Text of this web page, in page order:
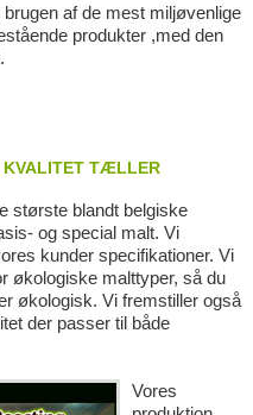
af de mest miljøvenlige
produkter ,med den
KVALITET TÆLLER
største blandt belgiske
og special malt. Vi
kunder specifikationer. Vi
økologiske malttyper, så du
økologisk. Vi fremstiller også
der passer til både
Vores